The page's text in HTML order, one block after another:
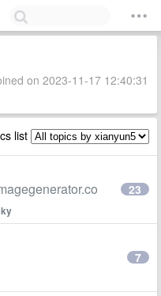
on 2023-11-17 12:40:31
list
23
7